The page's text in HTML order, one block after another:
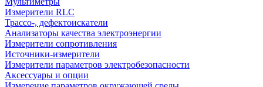
Измерители RLC
Трассо-, дефектоискатели
Анализаторы качества электроэнергии
Измерители сопротивления
Источники-измерители
Измерители параметров электробезопасности
Аксессуары и опции